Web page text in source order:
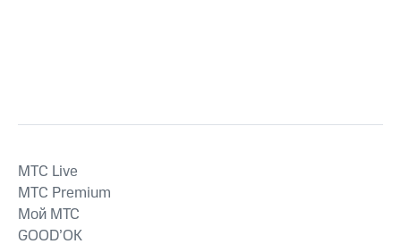
MTС Live
MTС Premium
Мой МТС
GOOD’OK